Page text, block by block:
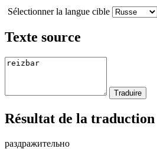
Sélectionner la langue cible
Texte source
Résultat de la traduction
раздражительно